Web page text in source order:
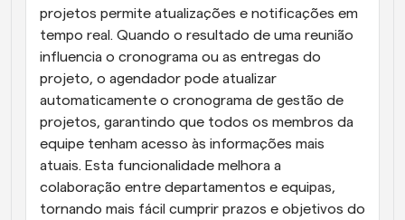
projetos permite atualizações e notificações em
tempo real. Quando o resultado de uma reunião
influencia o cronograma ou as entregas do
projeto, o agendador pode atualizar
automaticamente o cronograma de gestão de
projetos, garantindo que todos os membros da
equipe tenham acesso às informações mais
atuais. Esta funcionalidade melhora a
colaboração entre departamentos e equipas,
tornando mais fácil cumprir prazos e objetivos do